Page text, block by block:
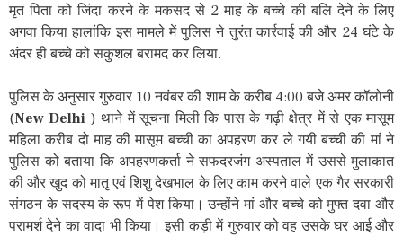
मृत पिता को जिंदा करने के मकसद से 2 माह के बच्चे की बलि देने के लिए
अगवा किया हालांकि इस मामले में पुलिस ने तुरंत कार्रवाई की और 24 घंटे के
अंदर ही बच्चे को सकुशल बरामद कर लिया.
पुलिस के अनुसार गुरुवार 10 नवंबर की शाम के करीब 4:00 बजे अमर कॉलोनी
(New Delhi ) थाने में सूचना मिली कि पास के गढ़ी क्षेत्र में से एक मासूम
महिला करीब दो माह की मासूम बच्ची का अपहरण कर ले गयी बच्ची की मां ने
पुलिस को बताया कि अपहरणकर्ता ने सफदरजंग अस्पताल में उससे मुलाकात
की और खुद को मातृ एवं शिशु देखभाल के लिए काम करने वाले एक गैर सरकारी
संगठन के सदस्य के रूप में पेश किया। उन्होंने मां और बच्चे को मुफ्त दवा और
परामर्श देने का वादा भी किया। इसी कड़ी में गुरुवार को वह उसके घर आई और